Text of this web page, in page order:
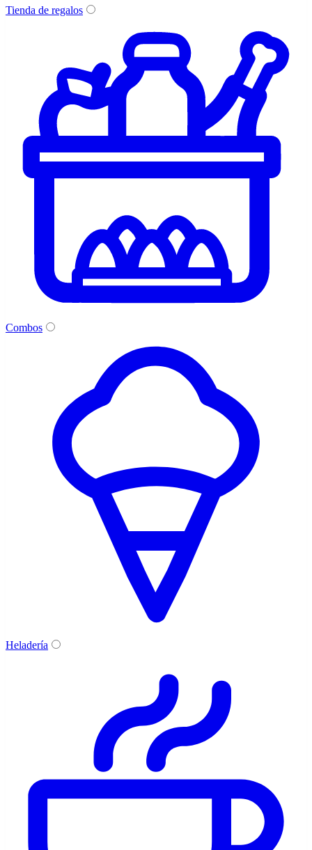
Tienda de regalos
Combos
Heladería